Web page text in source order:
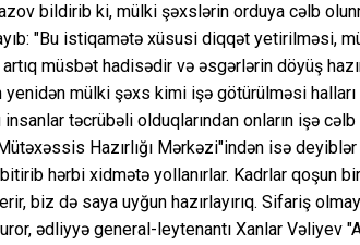
bildirib ki, mülki şəxslərin orduya cəlb
"Bu istiqamətə xüsusi diqqət yetirilməsi,
müsbət hadisədir və əsgərlərin döyüş
yenidən mülki şəxs kimi işə götürülməsi
təcrübəli olduqlarından onların işə
Hazırlığı Mərkəzi"indən isə
hərbi xidmətə yollanırlar. Kadrlar qoşun
biz də saya uyğun hazırlayırıq. Sifariş
ədliyyə general-leytenantı Xanlar Vəliyev